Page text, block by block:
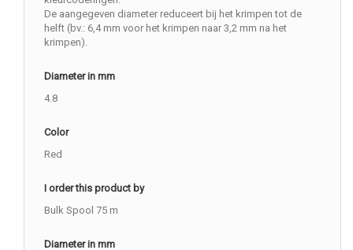
De aangegeven diameter reduceert bij het krimpen tot de
helft (bv.: 6,4 mm voor het krimpen naar 3,2 mm na het
krimpen).
Diameter in mm
4.8
Color
Red
I order this product by
Bulk Spool 75 m
Diameter in mm